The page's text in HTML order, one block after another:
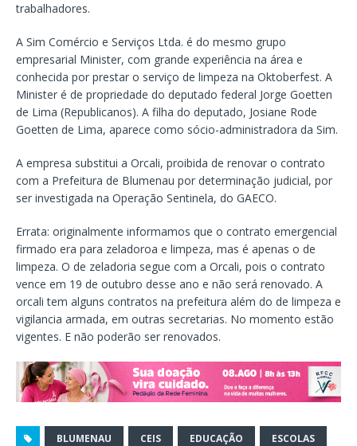
trabalhadores.
A Sim Comércio e Serviços Ltda. é do mesmo grupo
empresarial Minister, com grande experiência na área e
conhecida por prestar o serviço de limpeza na Oktoberfest. A
Minister é de propriedade do deputado federal Jorge Goetten
de Lima (Republicanos). A filha do deputado, Josiane Rode
Goetten de Lima, aparece como sócio-administradora da Sim.
A empresa substitui a Orcali, proibida de renovar o contrato
com a Prefeitura de Blumenau por determinação judicial, por
ser investigada na Operação Sentinela, do GAECO.
Errata: originalmente informamos que o contrato emergencial
firmado era para zeladoroa e limpeza, mas é apenas o de
limpeza. O de zeladoria segue com a Orcali, pois o contrato
vence em 19 de outubro desse ano e não será renovado. A
orcali tem alguns contratos na prefeitura além do de limpeza e
vigilancia armada, em outras secretarias. No momento estão
vigentes. E não poderão ser renovados.
BLUMENAU CEIS EDUCAÇÃO ESCOLAS